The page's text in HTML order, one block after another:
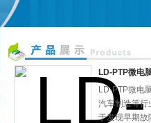
LD-PTP微电
LD-PTP微电
汽车制造等行
于发现早期故